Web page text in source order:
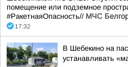
помещение или подземное
#РакетнаяОпасность// МЧС
17:32
В Шебекино на
устанавливать